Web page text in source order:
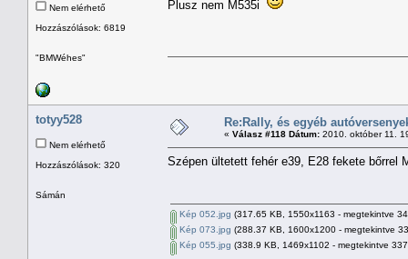
Nem elérhető
Hozzászólások: 6819
"BMWéhes"
Plusz nem M535i
totyy528
Nem elérhető
Hozzászólások: 320
Sámán
Re:Rally, és egyéb
« Válasz #118 Dátum: 2010. október 11.
Szépen ültetett fehér e39, E28 fekete bőrrel
Kép 052.jpg (317.65 KB, 1550x1163 - megtekintve
Kép 073.jpg (288.37 KB, 1600x1200 - megtekintve
Kép 055.jpg (338.9 KB, 1469x1102 - megtekintve